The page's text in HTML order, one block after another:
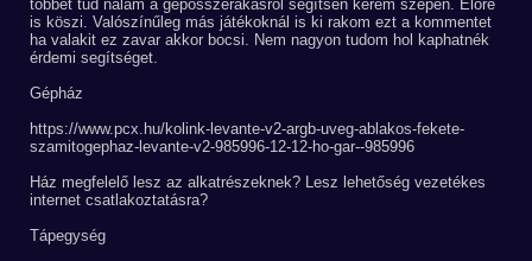
többet tud nálam a gépösszerakásról segítsen kérem szépen. Előre
is köszi. Valószínűleg más játékoknál is ki rakom ezt a kommentet
ha valakit ez zavar akkor bocsi. Nem nagyon tudom hol kaphatnék
érdemi segítséget.
Gépház
https://www.pcx.hu/kolink-levante-v2-argb-uveg-ablakos-fekete-
szamitogephaz-levante-v2-985996-12-12-ho-gar--985996
Ház megfelelő lesz az alkatrészeknek? Lesz lehetőség vezetékes
internet csatlakoztatásra?
Tápegység